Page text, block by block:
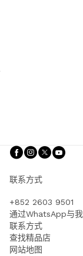
关注我们
关注我们
关注我
联系方式
+852 2603 9501
通过WhatsApp与
联系方式
查找精品店
网站地图